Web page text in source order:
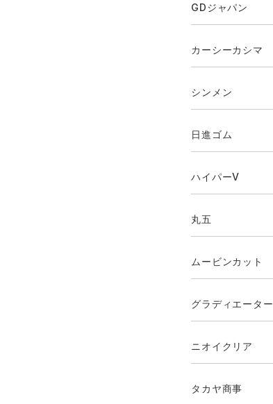
GDジャパン
カーシーカシマ
シンメン
日進ゴム
ハイパーV
丸五
ムービンカット
グラディエーター
ニオイクリア
タカヤ商事